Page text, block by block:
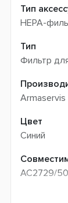
Тип
HEPA-
Тип
Фильтр
Armaservis
Цвет
Синий
AC2729/50
Страна